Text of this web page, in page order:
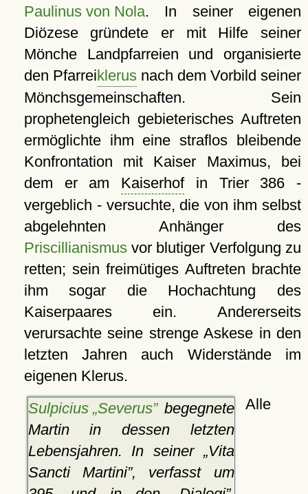
Paulinus von Nola. In seiner eigenen
Diözese gründete er mit Hilfe seiner
Mönche Landpfarreien und organisierte
den Pfarreiklerusnach dem Vorbild seiner
Mönchsgemeinschaften. Sein
prophetengleich gebieterisches Auftreten
ermöglichte ihm eine straflos bleibende
Konfrontation mit Kaiser Maximus, bei
dem er am Kaiserhofin Trier 386 -
vergeblich - versuchte, die von ihm selbst
abgelehnten Anhänger des
Priscillianismusvor blutiger Verfolgung zu
retten; sein freimütiges Auftreten brachte
ihm sogar die Hochachtung des
Kaiserpaares ein. Andererseits
verursachte seine strenge Askese in den
letzten Jahren auch Widerstände im
eigenen Klerus.
Sulpicius „Severus”begegnete
Martin in dessen letzten
Lebensjahren. In seiner
Vita
Sancti Martini , verfasst um
Alle